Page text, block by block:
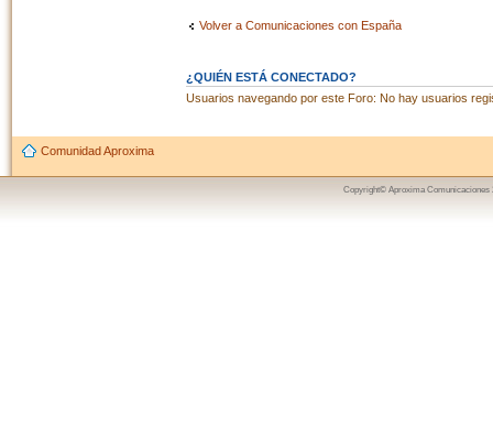
Volver a Comunicaciones con España
¿QUIÉN ESTÁ CONECTADO?
Usuarios navegando por este Foro: No hay usuarios
Comunidad Aproxima
Copyright© Aproxima Comunicaciones